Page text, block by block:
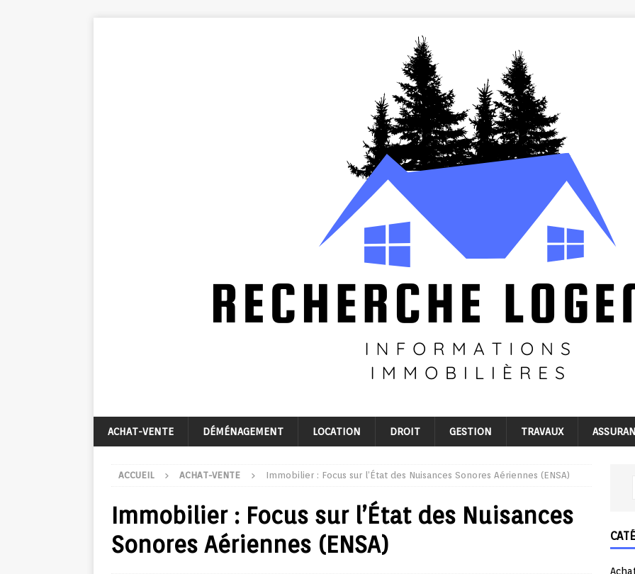
ACHAT-VENTE DÉMÉNAGEMENT LOCATION DROIT GESTION TRAVAUX
ACCUEIL ACHAT-VENTE Immobilier : Focus sur l’État des Nuisances Sonores Aériennes (ENSA)
Immobilier : Focus sur l’État des Nuisances
Sonores Aériennes (ENSA)